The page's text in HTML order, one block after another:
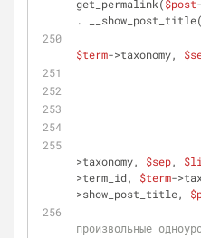
get_permalink($post
. __show_post_title(
$term->taxonomy,
>taxonomy, $sep,
>term_id, $term-
>show_post_title,
произвольные